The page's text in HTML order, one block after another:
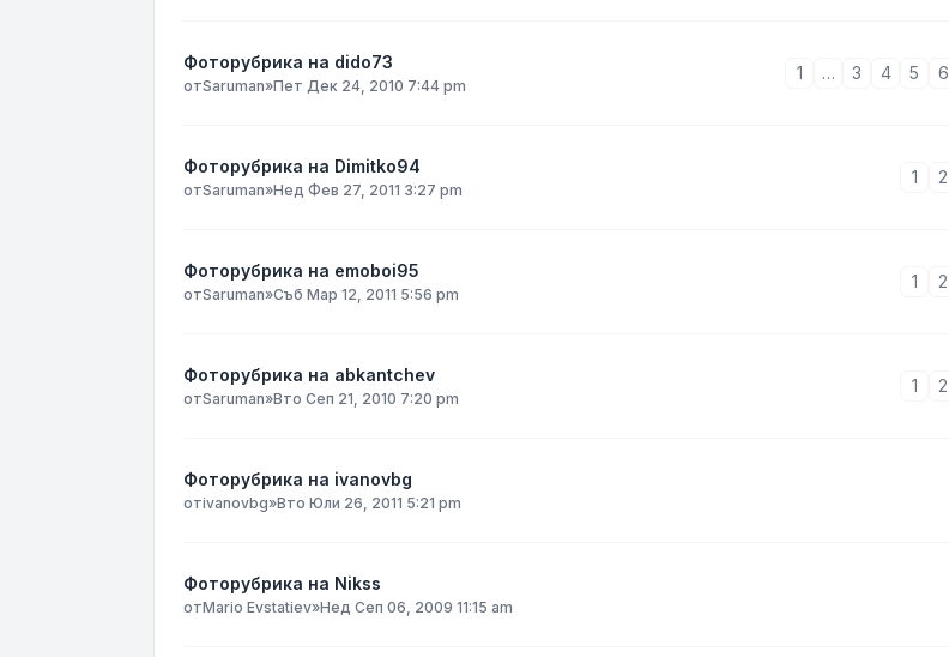
Фоторубрика на dido73
отSaruman»Пет Дек 24, 2010 7:44 pm
1 … 3 4 5 6
Фоторубрика на Dimitko94
отSaruman»Нед Фев 27, 2011 3:27 pm
1 2
Фоторубрика на emoboi95
отSaruman»Съб Мар 12, 2011 5:56 pm
1 2
Фоторубрика на abkantchev
отSaruman»Вто Сеп 21, 2010 7:20 pm
1 2
Фоторубрика на ivanovbg
отivanovbg»Вто Юли 26, 2011 5:21 pm
Фоторубрика на Nikss
отMario Evstatiev»Нед Сеп 06, 2009 11:15 am